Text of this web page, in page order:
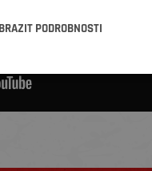
PODROBNOSTI